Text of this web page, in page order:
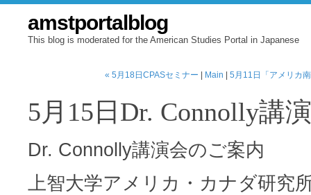
amstportalblog
This blog is moderated for the American Studies Portal in Japanese
« 5月18日CPASセミナー Main 5月11日「アメリカ
5月15日Dr. Connolly講
Dr. Connolly講演会のご案内
上智大学アメリカ・カナダ研究